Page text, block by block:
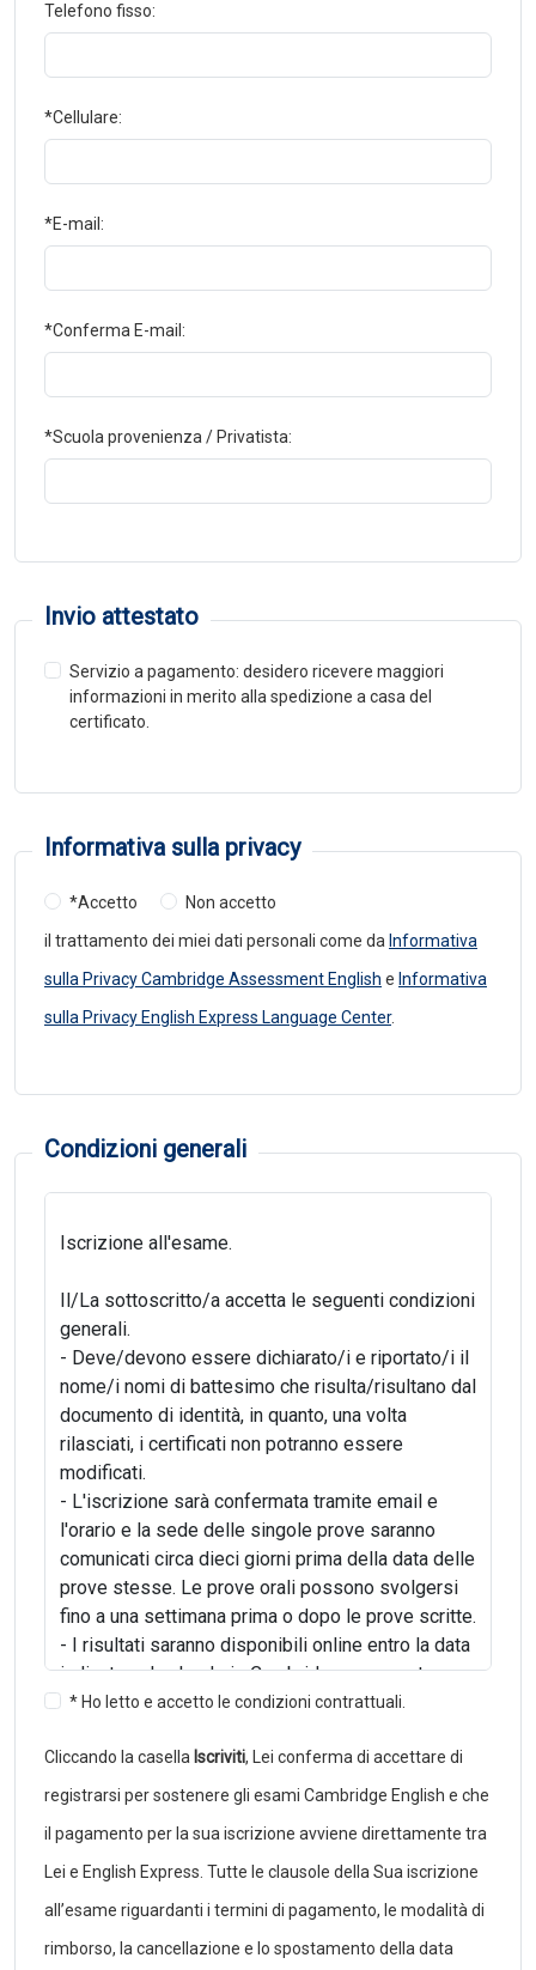
Telefono fisso:
*Cellulare:
*E-mail:
*Conferma E-mail:
*Scuola provenienza / Privatista:
Invio attestato
Servizio a pagamento: desidero ricevere maggiori
informazioni in merito alla spedizione a casa del
certificato.
Informativa sulla privacy
*Accetto
Non accetto
il trattamento dei miei dati personali come da Informativa
sulla Privacy Cambridge Assessment English e Informativa
sulla Privacy English Express Language Center.
Condizioni generali
Iscrizione all'esame.
Il/La sottoscritto/a accetta le seguenti condizioni
generali.
- Deve/devono essere dichiarato/i e riportato/i il
nome/i nomi di battesimo che risulta/risultano dal
documento di identità, in quanto, una volta
rilasciati, i certificati non potranno essere
modificati.
- L'iscrizione sarà confermata tramite email e
l'orario e la sede delle singole prove saranno
comunicati circa dieci giorni prima della data delle
prove stesse. Le prove orali possono svolgersi
fino a una settimana prima o dopo le prove scritte.
- I risultati saranno disponibili online entro la data
indicata nel calendario Cambridge e non potranno
essere comunicati telefonicamente. I candidati
preparazione non potranno richiedere al
Cambridge English Examination Centre i risultati
scuola o centro di riferimento.
- I certificati verranno rilasciati circa un mese
dopo i risultati e devono essere ritirati dal
- I candidati che non si presenteranno nel luogo e
* Ho letto e accetto le condizioni contrattuali.
Cliccando la casella Iscriviti, Lei conferma di accettare di
registrarsi per sostenere gli esami Cambridge English e che
il pagamento per la sua iscrizione avviene direttamente tra
Lei e English Express. Tutte le clausole della Sua iscrizione
all’esame riguardanti i termini di pagamento, le modalità di
rimborso, la cancellazione e lo spostamento della data